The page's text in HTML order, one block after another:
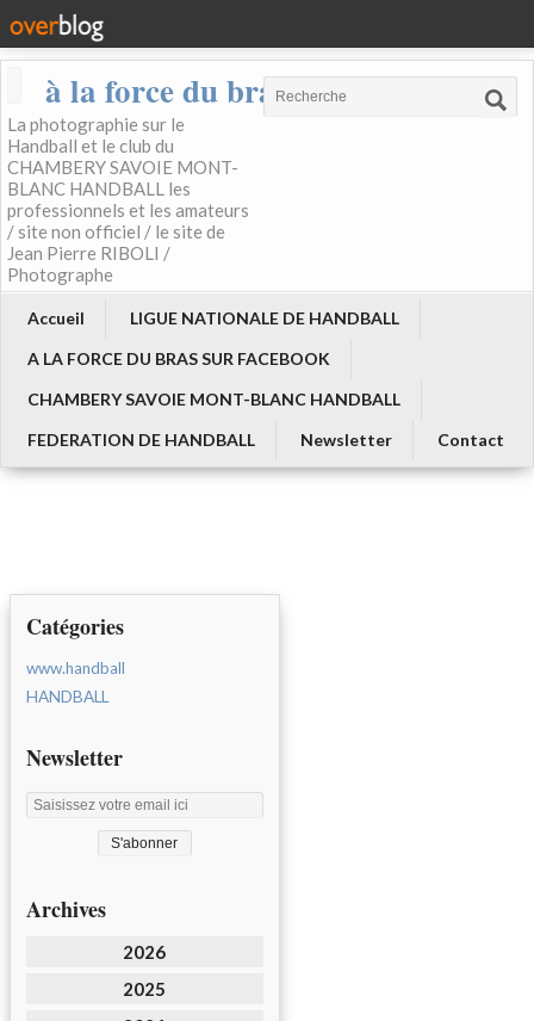
à la force du bras
La photographie sur le
Handball et le club du
CHAMBERY SAVOIE MONT-
BLANC HANDBALL les
professionnels et les amateurs
/ site non officiel / le site de
Jean Pierre RIBOLI /
Photographe
Accueil
LIGUE NATIONALE DE HANDBALL
A LA FORCE DU BRAS SUR FACEBOOK
CHAMBERY SAVOIE MONT-BLANC HANDBALL
FEDERATION DE HANDBALL
Newsletter Contact
Catégories
www.handball
HANDBALL
Newsletter
Archives
2026
2025